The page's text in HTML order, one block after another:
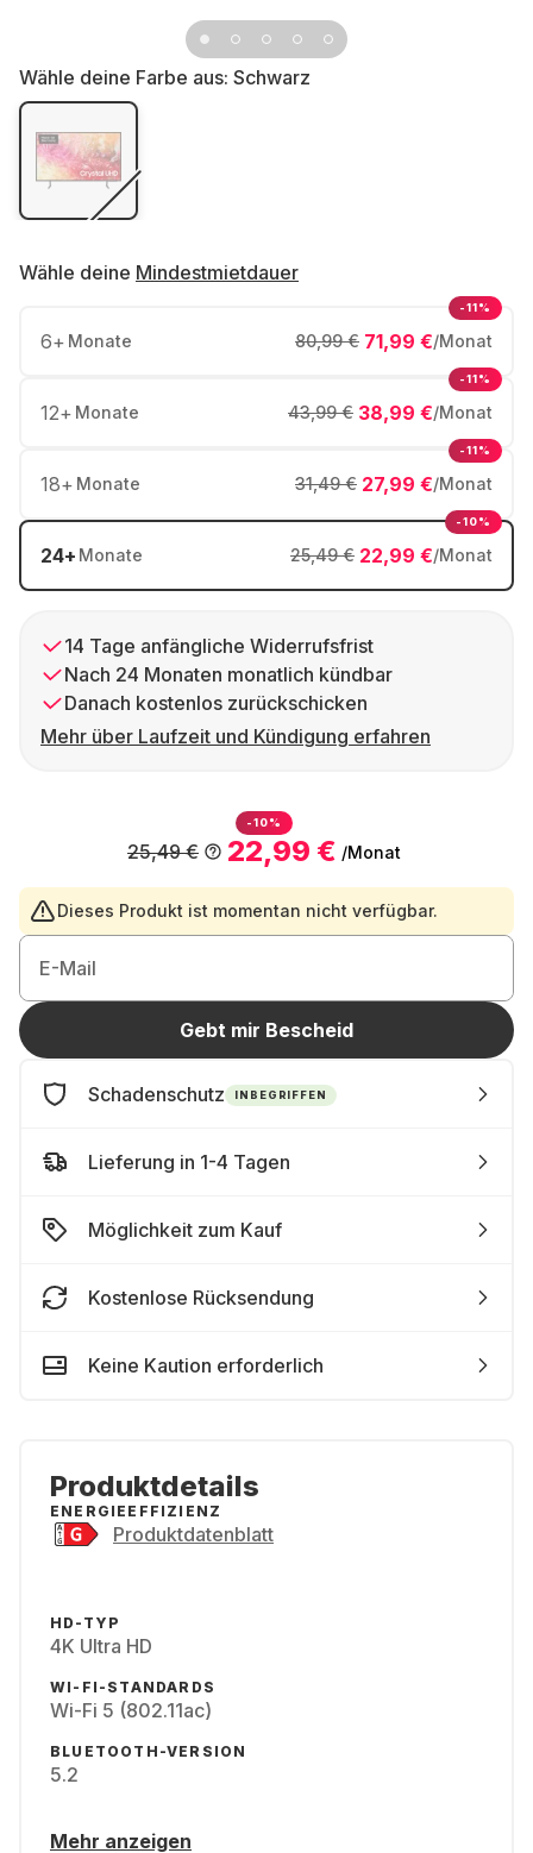
Wähle deine Farbe aus: Schwarz
Wähle deine Mindestmietdauer
6+ Monate 71,99 €/Monat
80,99 €
-11%
12+ Monate 38,99 €/Monat
43,99 €
-11%
18+ Monate 27,99 €/Monat
31,49 €
-11%
24+ Monate 22,99 €/Monat
25,49 €
-10%
14 Tage anfängliche Widerrufsfrist
Nach 24 Monaten monatlich kündbar
Danach kostenlos zurückschicken
Mehr über Laufzeit und Kündigung erfahren
-10%
22,99 € /Monat
25,49 €
Dieses Produkt ist momentan nicht verfügbar.
E-Mail
Gebt mir Bescheid
Schadenschutz INBEGRIFFEN
Lieferung in 1-4 Tagen
Möglichkeit zum Kauf
Kostenlose Rücksendung
Keine Kaution erforderlich
Produktdetails
ENERGIEEFFIZIENZ
Produktdatenblatt
HD-TYP
4K Ultra HD
WI-FI-STANDARDS
Wi-Fi 5 (802.11ac)
BLUETOOTH-VERSION
5.2
Mehr anzeigen